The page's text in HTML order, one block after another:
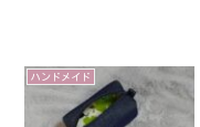
ハンドメイド